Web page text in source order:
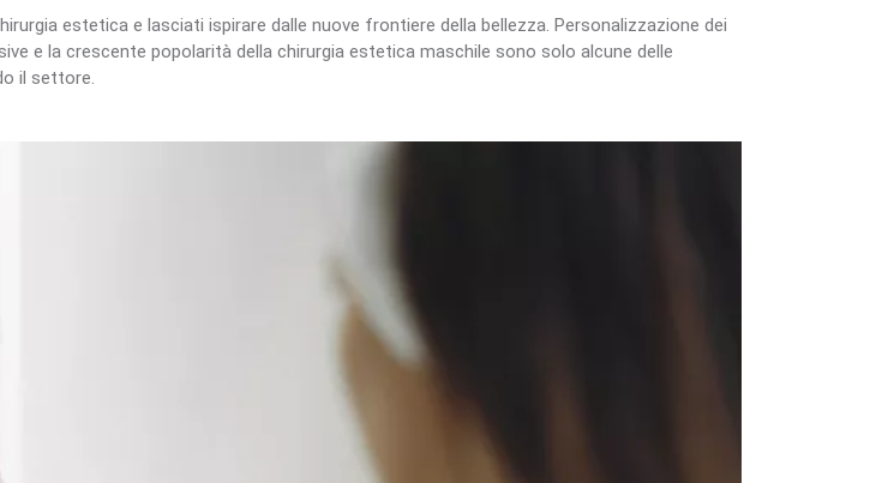
estetica e lasciati ispirare dalle nuove frontiere della bellezza. Personalizzazione dei
e la crescente popolarità della chirurgia estetica maschile sono solo alcune delle
il settore.